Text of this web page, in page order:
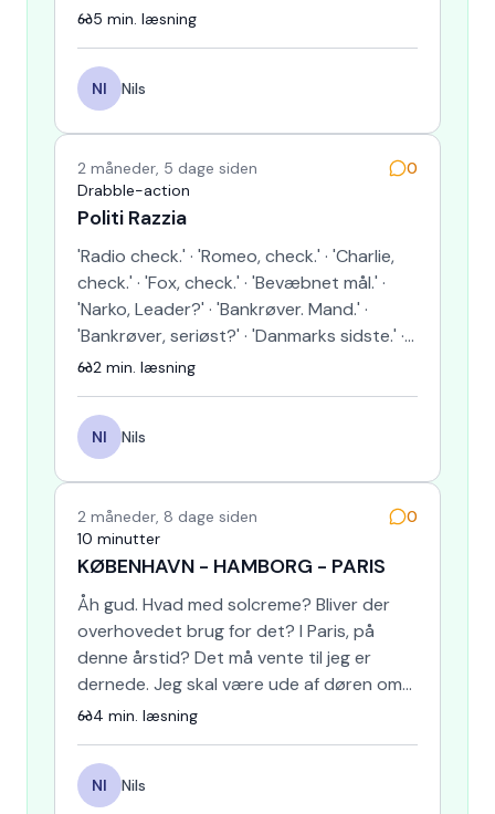
afløb. Som Svupperen stod …
5 min. læsning
NI Nils
2 måneder, 5 dage siden
0
Drabble-action
Politi Razzia
'Radio check.' · 'Romeo, check.' · 'Charlie,
check.' · 'Fox, check.' · 'Bevæbnet mål.' ·
'Narko, Leader?' · 'Bankrøver. Mand.' ·
'Bankrøver, seriøst?' · 'Danmarks sidste.' ·
'Plan,…
2 min. læsning
NI Nils
2 måneder, 8 dage siden
0
10 minutter
KØBENHAVN - HAMBORG - PARIS
Åh gud. Hvad med solcreme? Bliver der
overhovedet brug for det? I Paris, på
denne årstid? Det må vente til jeg er
dernede. Jeg skal være ude af døren om
10 minutter. · 'Mor, jeg ha…
4 min. læsning
NI Nils